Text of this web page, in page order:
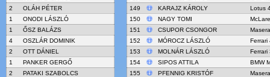
2
OLÁH PÉTER
1
ONODI LÁSZLÓ
1
ŐSZ BALÁZS
4
OSZLÁR DOMINIK
2
OTT DÁNIEL
1
PANKER GERGŐ
2
PATAKI SZABOLCS
149
KARAJZ KÁROLY
Lotus
150
NAGY TOMI
151
CSUPOR CSONGOR
152
MÓROCZ LÁSZLÓ
Ferrari
153
MOLNÁR LÁSZLÓ
Ferrari
154
SIPOS ATTILA
BMW
155
PFENNIG KRISTÓF